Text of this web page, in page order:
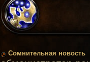
Сомнительная новость